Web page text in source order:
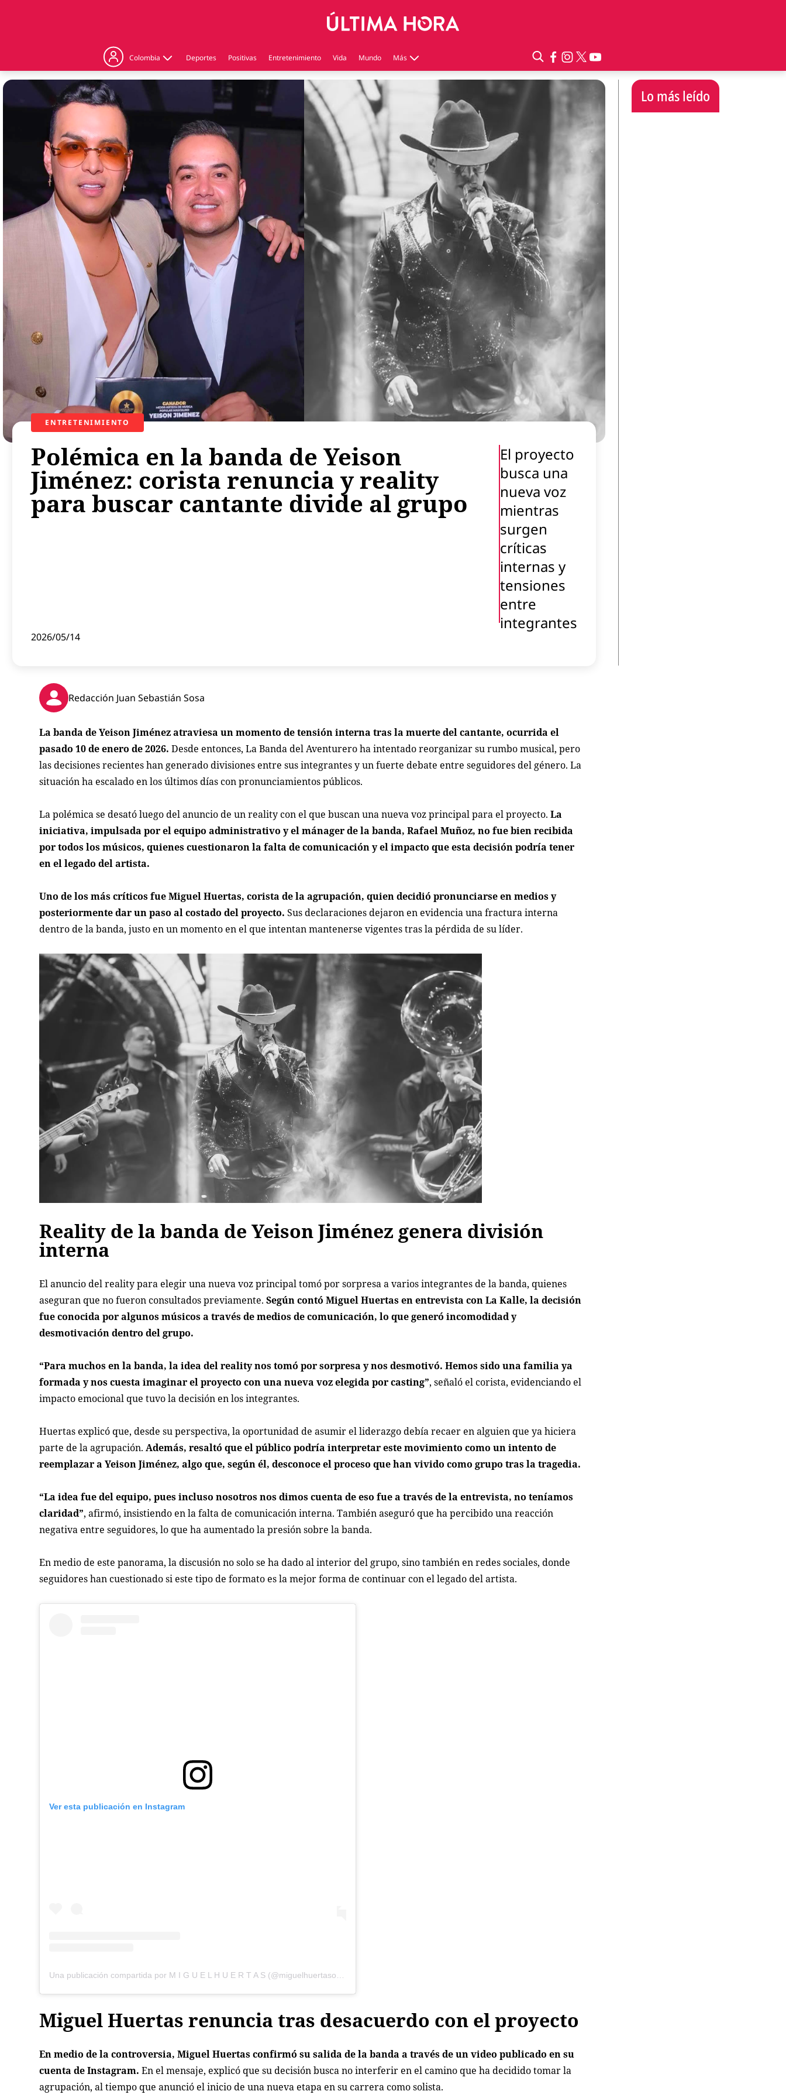
Colombia
Judicial
Deportes Positivas Entretenimiento Vida Mundo Más
Tecnología
Economía
Estilo de vida
Contenido patrocinado
Instagram
ENTRETENIMIENTO
Polémica en la banda de Yeison
Jiménez: corista renuncia y reality
para buscar cantante divide al grupo
El proyecto
busca una
nueva voz
mientras
surgen
críticas
internas y
tensiones
entre
integrantes
2026/05/14
Lo más leído
Redacción Juan Sebastián Sosa
La banda de Yeison Jiménez atraviesa un momento de tensión interna tras la muerte del cantante, ocurrida el
pasado 10 de enero de 2026.Desde entonces, La Banda del Aventurero ha intentado reorganizar su rumbo musical, pero
las decisiones recientes han generado divisiones entre sus integrantes y un fuerte debate entre seguidores del género. La
situación ha escalado en los últimos días con pronunciamientos públicos.
La polémica se desató luego del anuncio de un reality con el que buscan una nueva voz principal para el proyecto.La
iniciativa, impulsada por el equipo administrativo y el mánager de la banda, Rafael Muñoz, no fue bien recibida
por todos los músicos, quienes cuestionaron la falta de comunicación y el impacto que esta decisión podría tener
en el legado del artista.
Uno de los más críticos fue Miguel Huertas, corista de la agrupación, quien decidió pronunciarse en medios y
posteriormente dar un paso al costado del proyecto. Sus declaraciones dejaron en evidencia una fractura interna
dentro de la banda, justo en un momento en el que intentan mantenerse vigentes tras la pérdida de su líder.
Reality de la banda de Yeison Jiménez genera división
interna
El anuncio del reality para elegir una nueva voz principal tomó por sorpresa a varios integrantes de la banda, quienes
aseguran que no fueron consultados previamente.Según contó Miguel Huertas en entrevista conLa Kalle, la decisión
fue conocida por algunos músicos a través de medios de comunicación, lo que generó incomodidad y
desmotivación dentro del grupo.
“Para muchos en la banda, la idea del reality nos tomó por sorpresa y nos desmotivó. Hemos sido una familia ya
formada y nos cuesta imaginar el proyecto con una nueva voz elegida por casting”, señaló el corista, evidenciando el
impacto emocional que tuvo la decisión en los integrantes.
Huertas explicó que, desde su perspectiva, la oportunidad de asumir el liderazgo debía recaer en alguien que ya hiciera
parte de la agrupación.Además, resaltó que el público podría interpretar este movimiento como un intento de
reemplazar a Yeison Jiménez, algo que, según él, desconoce el proceso que han vivido como grupo tras la tragedia.
“La idea fue del equipo, pues incluso nosotros nos dimos cuenta de eso fue a través de la entrevista, no teníamos
claridad”, afirmó, insistiendo en la falta de comunicación interna. También aseguró que ha percibido una reacción
negativa entre seguidores, lo que ha aumentado la presión sobre la banda.
En medio de este panorama, la discusión no solo se ha dado al interior del grupo, sino también en redes sociales, donde
seguidores han cuestionado si este tipo de formato es la mejor forma de continuar con el legado del artista.
Ver esta publicación en Instagram
Miguel Huertas renuncia tras desacuerdo con el proyecto
En medio de la controversia, Miguel Huertas confirmó su salida de la banda a través de un video publicado en su
cuenta de Instagram. En el mensaje, explicó que su decisión busca no interferir en el camino que ha decidido tomar la
agrupación, al tiempo que anunció el inicio de una nueva etapa en su carrera como solista.